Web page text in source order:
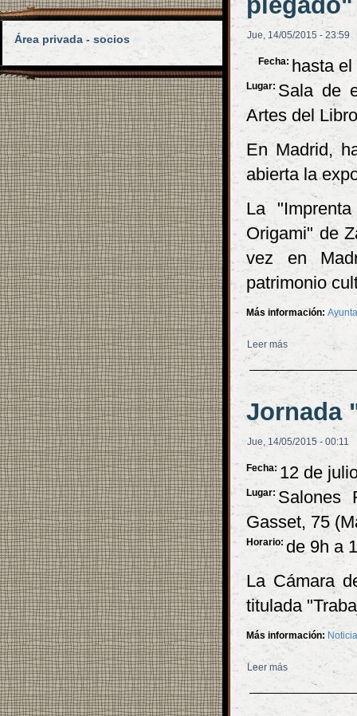
Área privada - socios Jue, 14/05/2015 - 23:59
Fecha: hasta
Lugar: Sala de
Artes del
En Madrid,
abierta la
La
Origami" de
vez en
patrimonio
Más información:
Leer más sobre
Jornada
Jue, 14/05/2015 - 00:11
Fecha: 12 de
Lugar: Salones
Gasset, 75
Horario:de 9h a
La Cámara
titulada
Más información:
Leer más sobre